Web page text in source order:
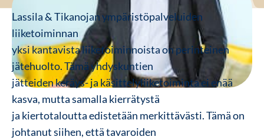
Lassila & Tikanojan ympäristöpalveluiden
liiketoiminnan
yksi kantavista liiketoiminnoista on perinteinen
jätehuolto. Tämä yhdyskuntien
jätteiden keräys- ja käsittelyliiketoiminta ei enää
kasva, mutta samalla kierrätystä
ja kiertotaloutta edistetään merkittävästi. Tämä on
johtanut siihen, että tavaroiden